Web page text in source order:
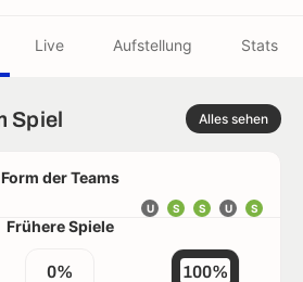
Live Aufstellung Stats
Spiel Alles sehen
Form der Teams
S
U
S
S
U
Frühere Spiele
0% 100%